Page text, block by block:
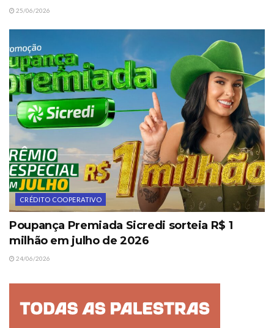
25/06/2026
CRÉDITO COOPERATIVO
Poupança Premiada Sicredi sorteia R$ 1
milhão em julho de 2026
24/06/2026